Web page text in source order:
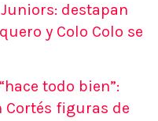
destapan
y Colo Colo se
todo bien”:
Cortés figuras de